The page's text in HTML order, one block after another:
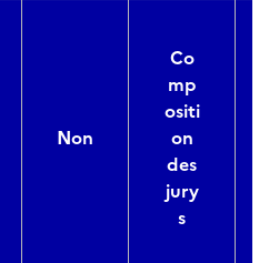
Non
Co
mp
ositi
on
des
jury
s